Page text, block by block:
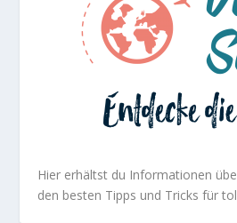
Hier erhältst du Informationen
den besten Tipps und Tricks für